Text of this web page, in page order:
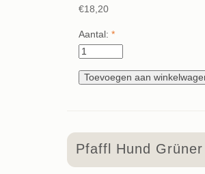
€18,20
Aantal: *
Pfaffl Hund